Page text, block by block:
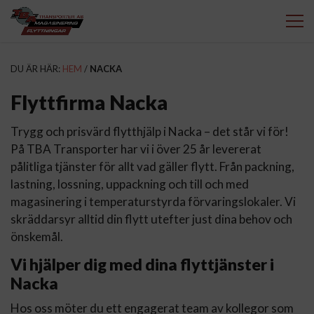
DU ÄR HÄR: HEM / NACKA
Flyttfirma Nacka
Trygg och prisvärd flytthjälp i Nacka – det står vi för!
På TBA Transporter har vi i över 25 år levererat
pålitliga tjänster för allt vad gäller flytt. Från packning,
lastning, lossning, uppackning och till och med
magasinering i temperaturstyrda förvaringslokaler. Vi
skräddarsyr alltid din flytt utefter just dina behov och
önskemål.
Vi hjälper dig med dina flyttjänster i
Nacka
Hos oss möter du ett engagerat team av kollegor som